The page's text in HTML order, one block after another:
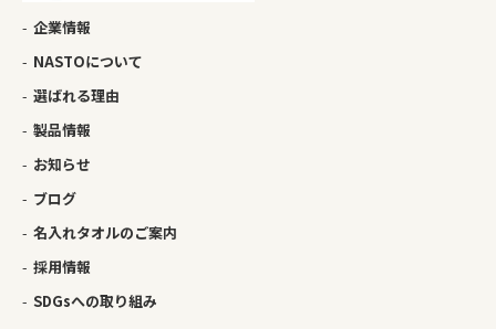
企業情報
NASTOについて
選ばれる理由
製品情報
お知らせ
ブログ
名入れタオルのご案内
採用情報
SDGsへの取り組み